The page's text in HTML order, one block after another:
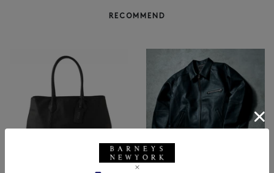
RECOMMEND